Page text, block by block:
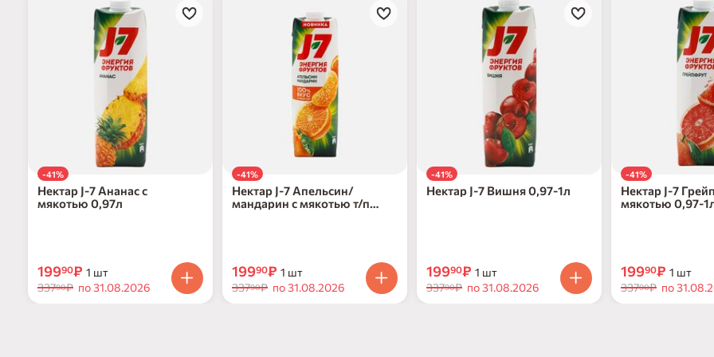
-41%
Нектар J-7 Ананас с
мякотью 0,97л
19990₽ 1 шт
33790₽ по 31.08.2026
-41%
Нектар J-7 Апельсин/
мандарин с мякотью т/п
19990₽ 1 шт
33790₽ по 31.08.2026
-41%
Нектар J-7 Вишня 0,97-1л
19990₽ 1 шт
33790₽ по 31.08.2026
-41%
Нектар J-7
мякотью 0,97-
19990₽ 1 шт
33790₽ по